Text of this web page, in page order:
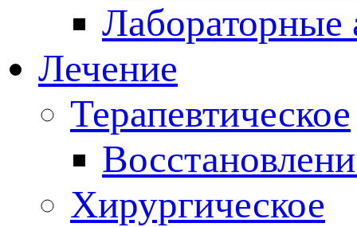
Лабораторные
Лечение
Терапевтическое
Хирургическое